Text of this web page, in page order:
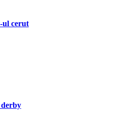
ul cerut